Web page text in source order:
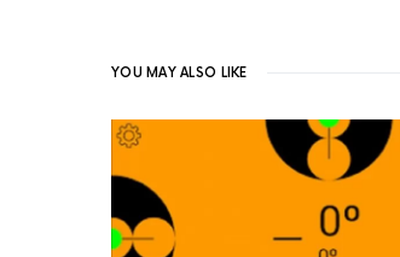
YOU MAY ALSO LIKE